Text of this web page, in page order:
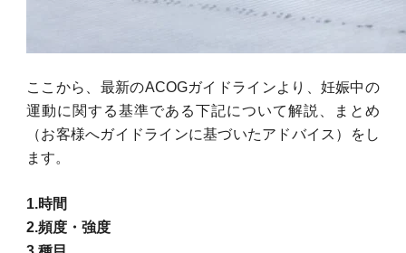
ここから、最新のACOGガイドラインより、妊娠中の
運動に関する基準である下記について解説、まとめ
（お客様へガイドラインに基づいたアドバイス）をし
ます。
1.時間
2.頻度・強度